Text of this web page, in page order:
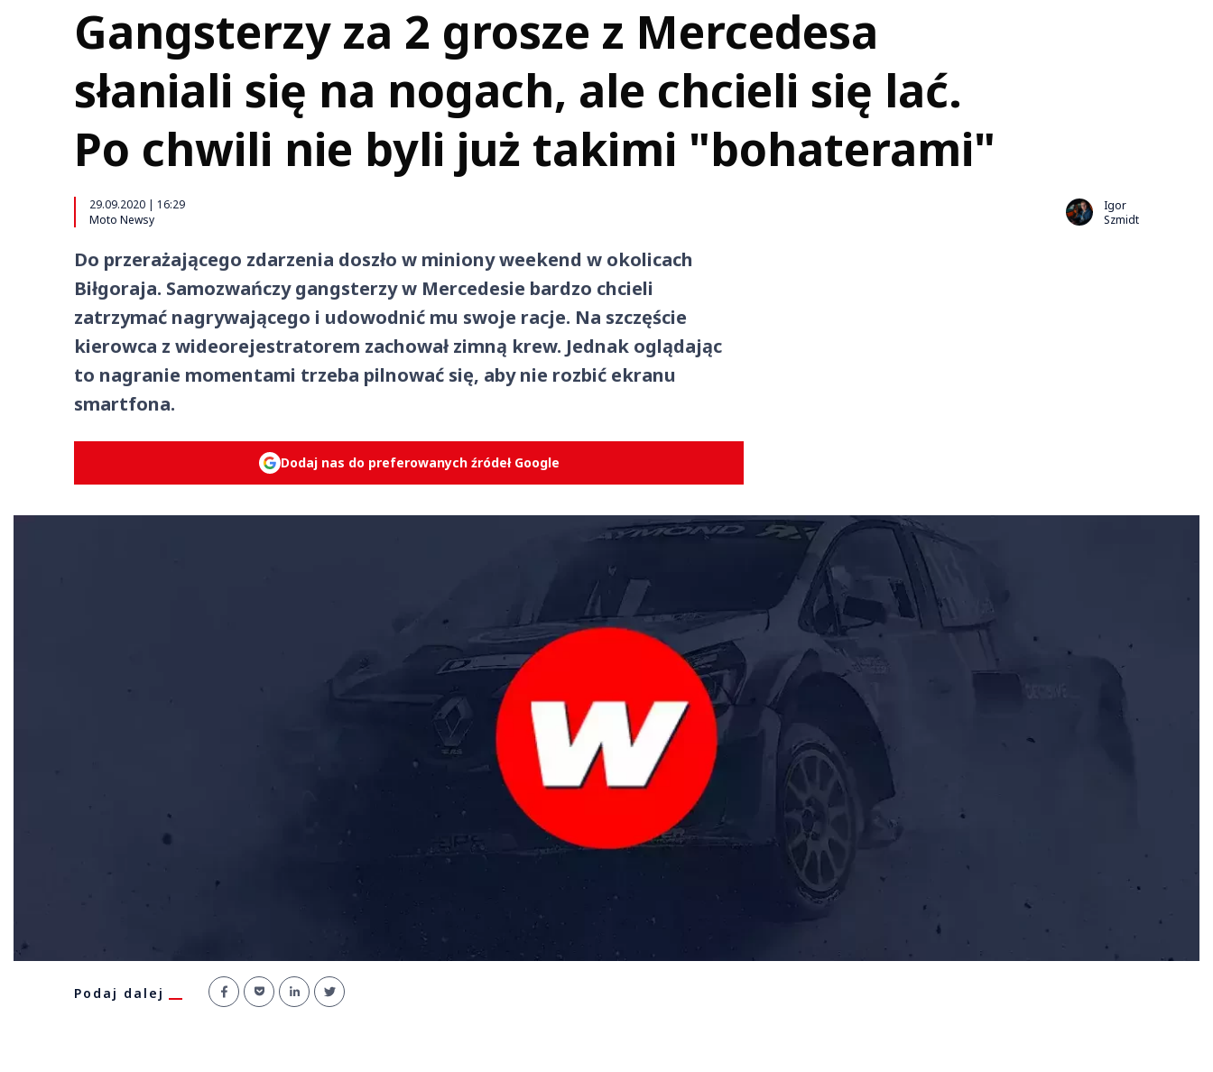
Gangsterzy za 2 grosze z Mercedesa
słaniali się na nogach, ale chcieli się lać.
Po chwili nie byli już takimi "bohaterami"
29.09.2020 | 16:29
Moto Newsy
Igor
Szmidt
Do przerażającego zdarzenia doszło w miniony weekend w okolicach
Biłgoraja. Samozwańczy gangsterzy w Mercedesie bardzo chcieli
zatrzymać nagrywającego i udowodnić mu swoje racje. Na szczęście
kierowca z wideorejestratorem zachował zimną krew. Jednak oglądając
to nagranie momentami trzeba pilnować się, aby nie rozbić ekranu
smartfona.
Dodaj nas do preferowanych źródeł Google
Podaj dalej